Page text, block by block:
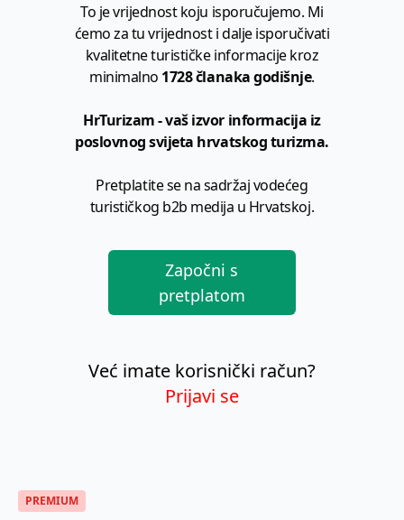
To je vrijednost koju isporučujemo. Mi
ćemo za tu vrijednost i dalje isporučivati
kvalitetne turističke informacije kroz
minimalno 1728 članaka godišnje.
HrTurizam - vaš izvor informacija iz
poslovnog svijeta hrvatskog turizma.
Pretplatite se na sadržaj vodećeg
turističkog b2b medija u Hrvatskoj.
Započni s
pretplatom
Već imate korisnički račun?
Prijavi se
PREMIUM